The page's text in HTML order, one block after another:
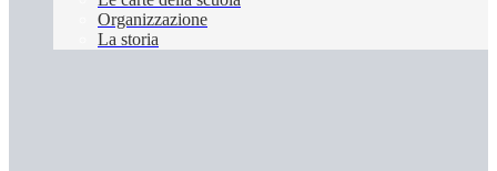
Organizzazione
La storia